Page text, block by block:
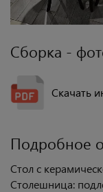
Сборка -
Скачать
Подробное
Стол с
Столешница: